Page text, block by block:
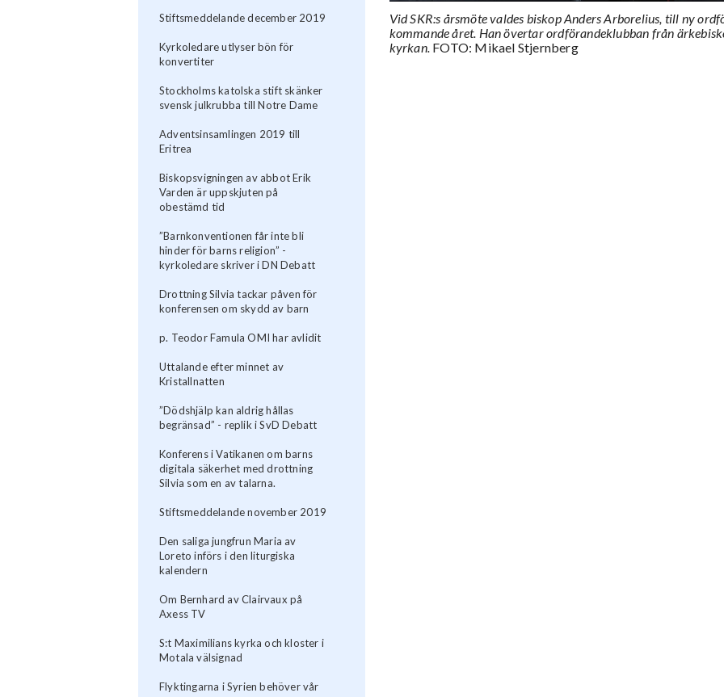
Stiftsmeddelande december 2019
Kyrkoledare utlyser bön för
konvertiter
Stockholms katolska stift skänker
svensk julkrubba till Notre Dame
Adventsinsamlingen 2019 till
Eritrea
Biskopsvigningen av abbot Erik
Varden är uppskjuten på
obestämd tid
”Barnkonventionen får inte bli
hinder för barns religion” -
kyrkoledare skriver i DN Debatt
Drottning Silvia tackar påven för
konferensen om skydd av barn
p. Teodor Famula OMI har avlidit
Uttalande efter minnet av
Kristallnatten
”Dödshjälp kan aldrig hållas
begränsad” - replik i SvD Debatt
Konferens i Vatikanen om barns
digitala säkerhet med drottning
Silvia som en av talarna.
Stiftsmeddelande november 2019
Den saliga jungfrun Maria av
Loreto införs i den liturgiska
kalendern
Om Bernhard av Clairvaux på
Axess TV
S:t Maximilians kyrka och kloster i
Motala välsignad
Flyktingarna i Syrien behöver vår
Vid SKR:s årsmöte valdes biskop Anders Arborelius, till ny
kommande året. Han övertar ordförandeklubban från
kyrkan. FOTO: Mikael Stjernberg